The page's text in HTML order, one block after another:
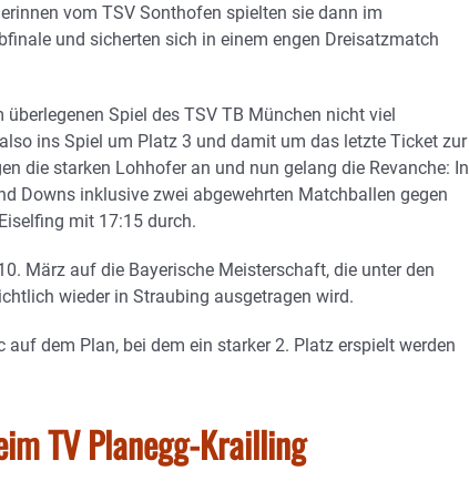
vom TSV Sonthofen spielten sie dann im
und sicherten sich in einem engen Dreisatzmatch
Spiel des TSV TB München nicht viel
ins Spiel um Platz 3 und damit um das letzte Ticket zur
die starken Lohhofer an und nun gelang die Revanche: In
Downs inklusive zwei abgewehrten Matchballen gegen
mit 17:15 durch.
März auf die Bayerische Meisterschaft, die unter den
wieder in Straubing ausgetragen wird.
auf dem Plan, bei dem ein starker 2. Platz erspielt werden
TV Planegg-Krailling